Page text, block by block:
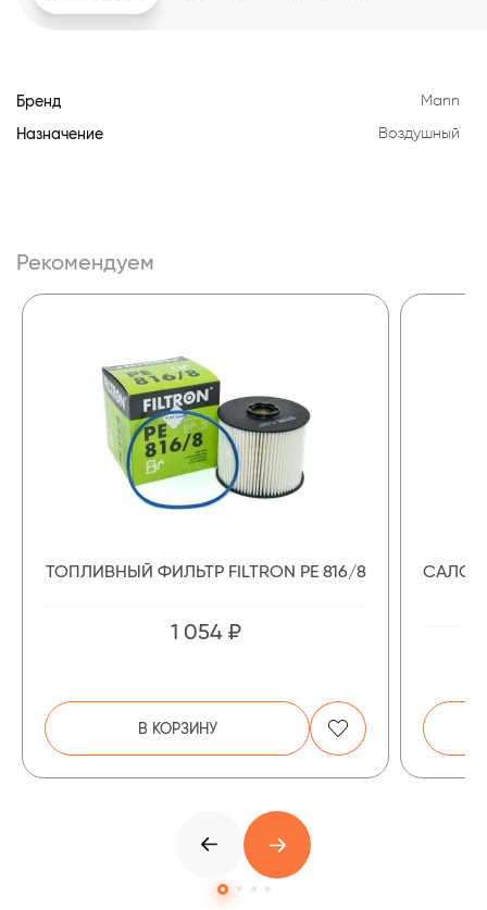
Бренд Mann
Назначение Воздушный
Рекомендуем
ТОПЛИВНЫЙ ФИЛЬТР FILTRON PE 816/8
1 054 ₽
В КОРЗИНУ